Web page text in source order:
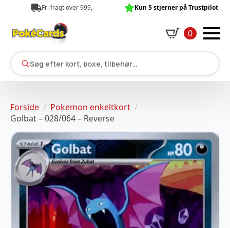
Fri fragt over 999,- Kun 5 stjerner på Trustpilot
0
Søg efter kort, boxe, tilbehør…
Forside
Pokemon enkeltkort
Golbat – 028/064 – Reverse